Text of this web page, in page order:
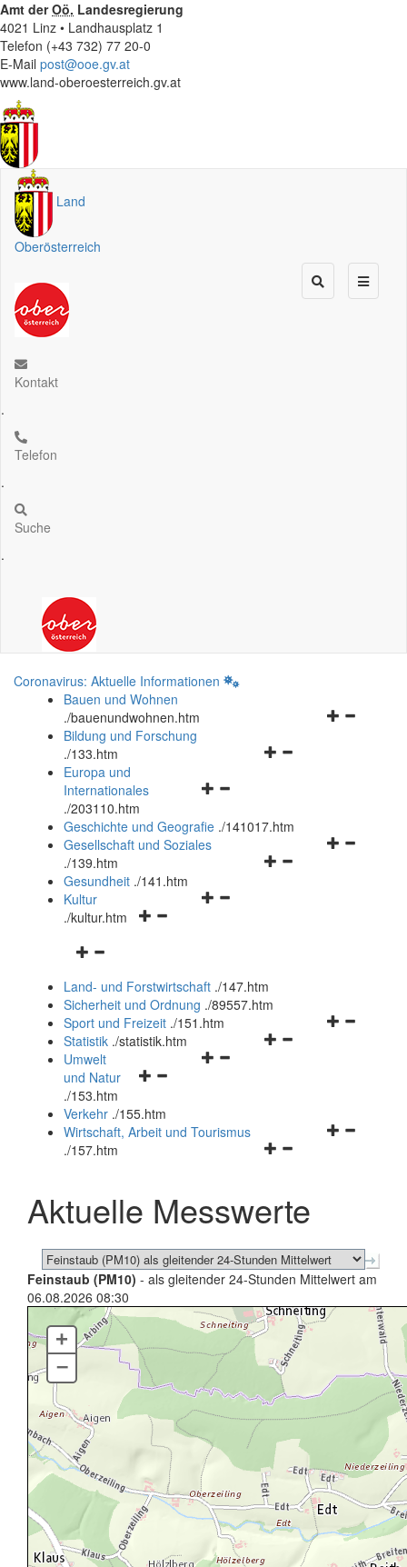
Amt derOö. Landesregierung
4021 Linz • Landhausplatz 1
Telefon (+43 732) 77 20-0
E-Mail post@ooe.gv.at
www.land-oberoesterreich.gv.at
Land
Oberösterreich
Kontakt
.
Telefon
.
Suche
.
Coronavirus: Aktuelle Informationen
Bauen und Wohnen
./bauenundwohnen.htm
Navigationsmenü
Bildung und Forschung
./133.htm
Navigationsmenü
und
schließen
Europa und
Internationales
./203110.htm
Geschichte und Geografie ./141017.htm
Navigationsmenü
Gesellschaft und Soziales
./139.htm
Navigationsmenü
Gesundheit ./141.htm
Navigationsmenü
Kultur
./kultur.htm
Navigationsmenü
und
schließen
Land- und Forstwirtschaft ./147.htm
Sicherheit und Ordnung ./89557.htm
Navigationsmenü
Sport und Freizeit ./151.htm
Navigationsmenü
Statistik ./statistik.htm
Navigationsmenü
und
schließen
Umwelt
und Natur
./153.htm
Verkehr ./155.htm
Navigationsmenü
schließen
Wirtschaft, Arbeit und Tourismus
./157.htm
Aktuelle Messwerte
Feinstaub (PM10) - als gleitender 24-Stunden Mittelwert am
06.08.2026 08:30
+
–